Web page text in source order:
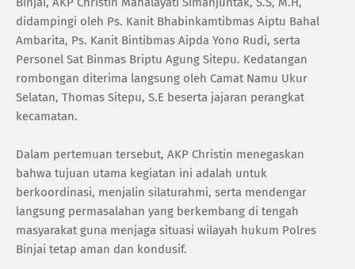
didampingi oleh Ps. Kanit Bhabinkamtibmas Aiptu Bahal
Ambarita, Ps. Kanit Bintibmas Aipda Yono Rudi, serta
Personel Sat Binmas Briptu Agung Sitepu. Kedatangan
rombongan diterima langsung oleh Camat Namu Ukur
Selatan, Thomas Sitepu, S.E beserta jajaran perangkat
kecamatan.
Dalam pertemuan tersebut, AKP Christin menegaskan
bahwa tujuan utama kegiatan ini adalah untuk
berkoordinasi, menjalin silaturahmi, serta mendengar
langsung permasalahan yang berkembang di tengah
masyarakat guna menjaga situasi wilayah hukum Polres
Binjai tetap aman dan kondusif.